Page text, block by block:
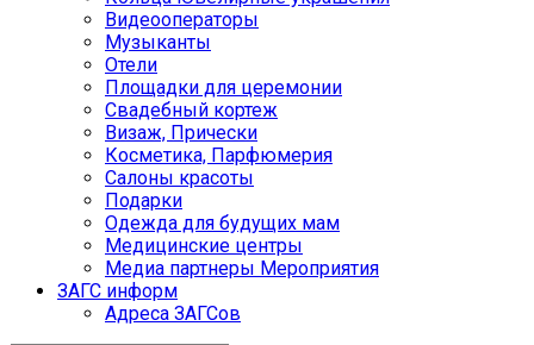
Видеооператоры
Музыканты
Отели
Площадки для церемонии
Свадебный кортеж
Визаж, Прически
Косметика, Парфюмерия
Салоны красоты
Подарки
Одежда для будущих мам
Медицинские центры
Медиа партнеры Мероприятия
ЗАГС информ
Адреса ЗАГСов